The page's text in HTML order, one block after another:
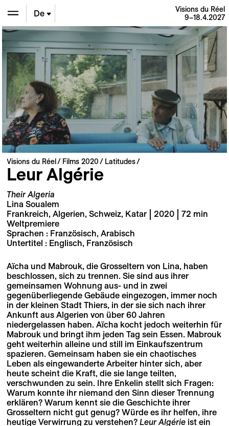
En
De
Fr
Visions du Réel
9–18.4.2027
Visions du Réel Films 2020 Latitudes
Leur Algérie
Their Algeria
Lina Soualem
Frankreich, Algerien, Schweiz, Katar | 2020 | 72 min
Weltpremiere
Sprachen : Französisch, Arabisch
Untertitel : Englisch, Französisch
Aïcha und Mabrouk, die Grosseltern von Lina, haben
beschlossen, sich zu trennen. Sie sind aus ihrer
gemeinsamen Wohnung aus- und in zwei
gegenüberliegende Gebäude eingezogen, immer noch
in der kleinen Stadt Thiers, in der sie sich nach ihrer
Ankunft aus Algerien von über 60 Jahren
niedergelassen haben. Aïcha kocht jedoch weiterhin für
Mabrouk und bringt ihm jeden Tag sein Essen. Mabrouk
geht weiterhin alleine und still im Einkaufszentrum
spazieren. Gemeinsam haben sie ein chaotisches
Leben als eingewanderte Arbeiter hinter sich, aber
heute scheint die Kraft, die sie lange teilten,
verschwunden zu sein. Ihre Enkelin stellt sich Fragen:
Warum konnte ihr niemand den Sinn dieser Trennung
erklären? Warum kennt sie die Geschichte ihrer
Grosseltern nicht gut genug? Würde es ihr helfen, ihre
heutige Verwirrung zu verstehen? Leur Algérie ist ein